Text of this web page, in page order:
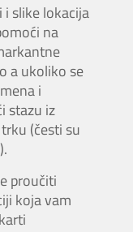
i slike lokacija
na
a ukoliko se
i
stazu iz
(česti su
proučiti
koja vam